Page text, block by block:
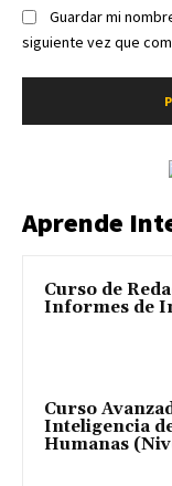
Guardar mi
siguiente vez que
Aprende
Curso de
Informes de
Curso
Inteligencia
Humanas